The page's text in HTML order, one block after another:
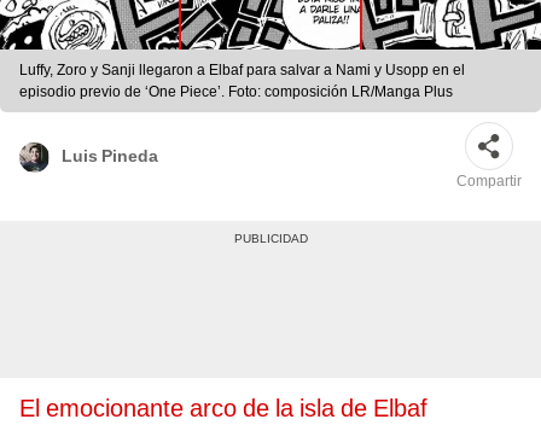
Luffy, Zoro y Sanji llegaron a Elbaf para salvar a Nami y Usopp en el
episodio previo de ‘One Piece’. Foto: composición LR/Manga Plus
Luis Pineda
Compartir
El emocionante arco de la isla de Elbaf